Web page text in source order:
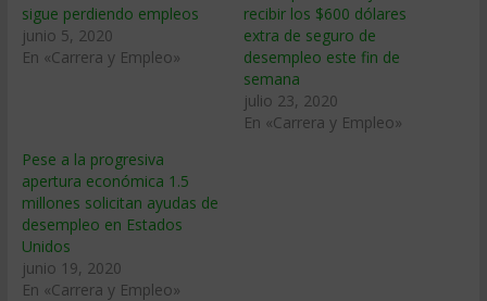
sigue perdiendo empleos
junio 5, 2020
En «Carrera y Empleo»
recibir los $600 dólares
extra de seguro de
desempleo este fin de
semana
julio 23, 2020
En «Carrera y Empleo»
Pese a la progresiva
apertura económica 1.5
millones solicitan ayudas de
desempleo en Estados
Unidos
junio 19, 2020
En «Carrera y Empleo»